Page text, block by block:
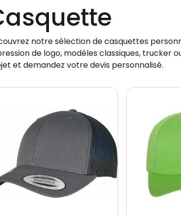
notre sélection de casquettes
de logo, modèles classiques, trucker
et demandez votre devis personnalisé.
Image